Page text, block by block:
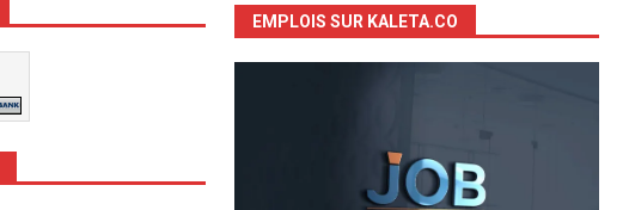
EMPLOIS SUR KALETA.CO